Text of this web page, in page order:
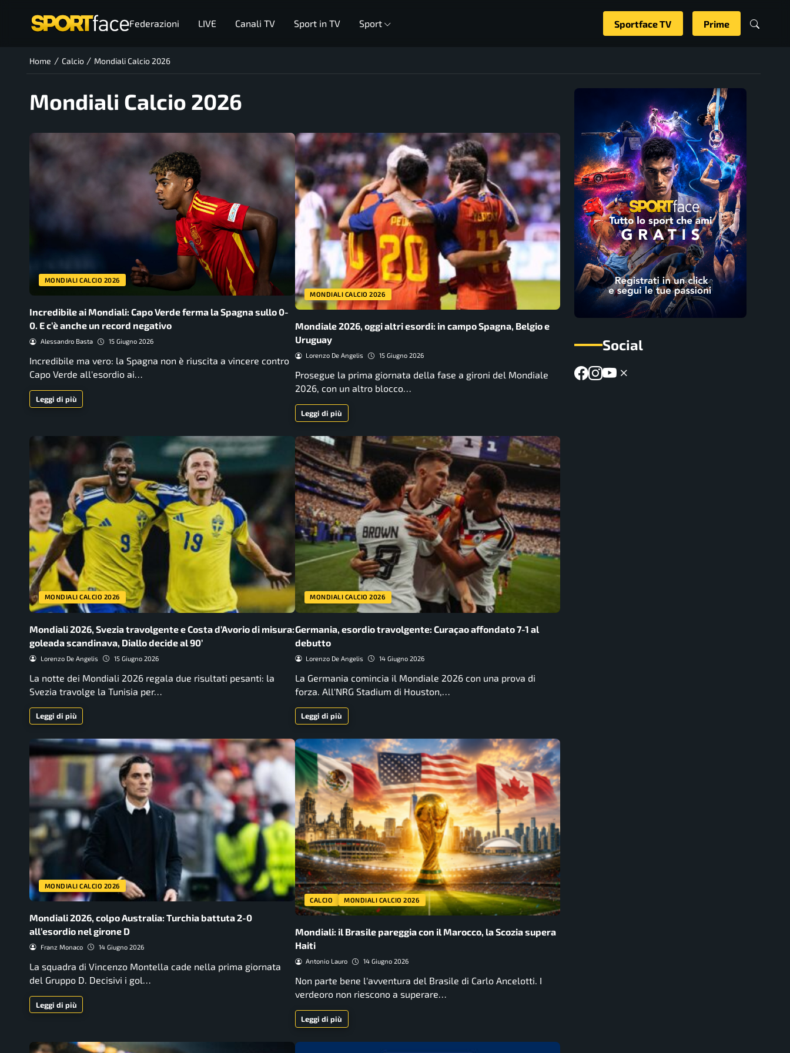
Federazioni LIVE Canali TV Sport in TV Sport Sportface TV Prime
Home / Calcio / Mondiali Calcio 2026
Mondiali Calcio 2026
MONDIALI CALCIO 2026
Incredibile ai Mondiali: Capo Verde ferma la Spagna sullo 0-
0. E c’è anche un record negativo
Alessandro Basta 15 Giugno 2026
Incredibile ma vero: la Spagna non è riuscita a vincere contro
Capo Verde all'esordio ai…
Leggi di più
MONDIALI CALCIO 2026
Mondiale 2026, oggi altri esordi: in campo Spagna, Belgio e
Uruguay
Lorenzo De Angelis 15 Giugno 2026
Prosegue la prima giornata della fase a gironi del Mondiale
2026, con un altro blocco…
Leggi di più
MONDIALI CALCIO 2026
Mondiali 2026, Svezia travolgente e Costa d’Avorio di misura:
goleada scandinava, Diallo decide al 90’
Lorenzo De Angelis 15 Giugno 2026
La notte dei Mondiali 2026 regala due risultati pesanti: la
Svezia travolge la Tunisia per…
Leggi di più
MONDIALI CALCIO 2026
Germania, esordio travolgente: Curaçao affondato 7-1 al
debutto
Lorenzo De Angelis 14 Giugno 2026
La Germania comincia il Mondiale 2026 con una prova di
forza. All'NRG Stadium di Houston,…
Leggi di più
MONDIALI CALCIO 2026
Mondiali 2026, colpo Australia: Turchia battuta 2-0
all’esordio nel girone D
Franz Monaco 14 Giugno 2026
La squadra di Vincenzo Montella cade nella prima giornata
del Gruppo D. Decisivi i gol…
Leggi di più
CALCIO MONDIALI CALCIO 2026
Mondiali: il Brasile pareggia con il Marocco, la Scozia supera
Haiti
Antonio Lauro 14 Giugno 2026
Non parte bene l'avventura del Brasile di Carlo Ancelotti. I
verdeoro non riescono a superare…
Leggi di più
Social